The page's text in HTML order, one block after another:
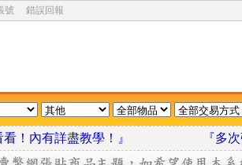
號 錯誤回報
看看！內有詳盡教學！』 『多